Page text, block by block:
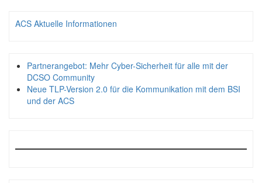
ACS Aktuelle Informationen
Partnerangebot: Mehr Cyber-Sicherheit für alle mit der
DCSO Community
Neue TLP-Version 2.0 für die Kommunikation mit dem BSI
und der ACS